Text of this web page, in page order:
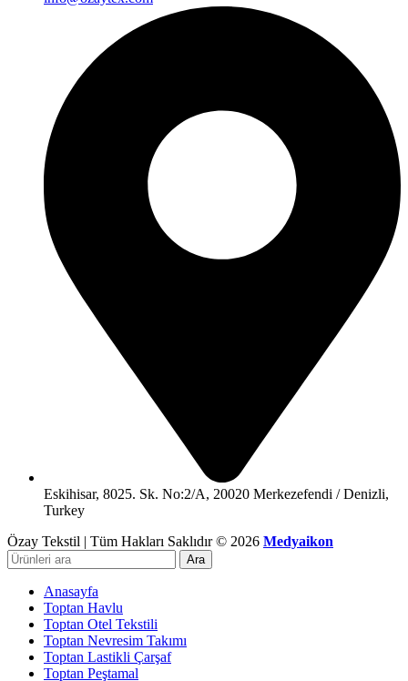
Eskihisar, 8025. Sk. No:2/A, 20020 Merkezefendi / Denizli,
Turkey
Özay Tekstil | Tüm Hakları Saklıdır © 2026 Medyaikon
Ara
Anasayfa
Toptan Havlu
Toptan Otel Tekstili
Toptan Nevresim Takımı
Toptan Lastikli Çarşaf
Toptan Peştamal